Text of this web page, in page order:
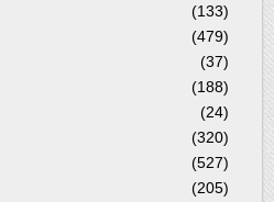
(133)
(479)
(37)
(188)
(24)
(320)
(527)
(205)